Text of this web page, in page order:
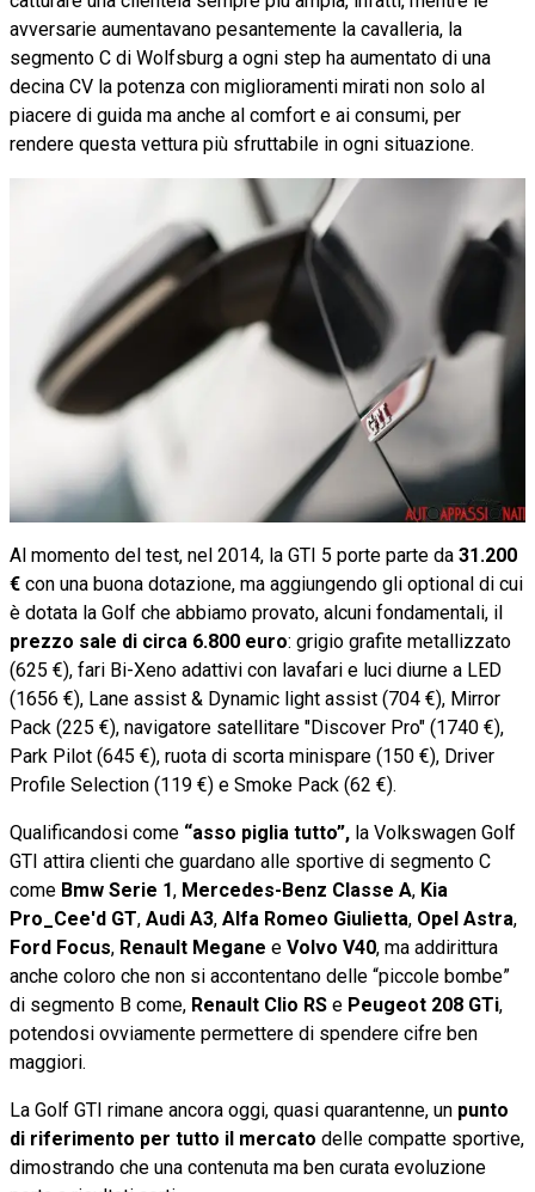
avversarie aumentavano pesantemente la cavalleria, la
segmento C di Wolfsburg a ogni step ha aumentato di una
decina CV la potenza con miglioramenti mirati non solo al
piacere di guida ma anche al comfort e ai consumi, per
rendere questa vettura più sfruttabile in ogni situazione.
Al momento del test, nel 2014, la GTI 5 porte parte da 31.200
€ con una buona dotazione, ma aggiungendo gli optional di cui
è dotata la Golf che abbiamo provato, alcuni fondamentali, il
prezzo sale di circa 6.800 euro: grigio grafite metallizzato
(625 €), fari Bi-Xeno adattivi con lavafari e luci diurne a LED
(1656 €), Lane assist & Dynamic light assist (704 €), Mirror
Pack (225 €), navigatore satellitare "Discover Pro" (1740 €),
Park Pilot (645 €), ruota di scorta minispare (150 €), Driver
Profile Selection (119 €) e Smoke Pack (62 €).
Qualificandosi come “asso piglia tutto”, la Volkswagen Golf
GTI attira clienti che guardano alle sportive di segmento C
come Bmw Serie 1, Mercedes-Benz Classe A, Kia
Pro_Cee'd GT, Audi A3, Alfa Romeo Giulietta, Opel Astra,
Ford Focus, Renault Megane e Volvo V40, ma addirittura
anche coloro che non si accontentano delle “piccole bombe”
di segmento B come, Renault Clio RS e Peugeot 208 GTi,
potendosi ovviamente permettere di spendere cifre ben
maggiori.
La Golf GTI rimane ancora oggi, quasi quarantenne, un punto
di riferimento per tutto il mercato delle compatte sportive,
dimostrando che una contenuta ma ben curata evoluzione